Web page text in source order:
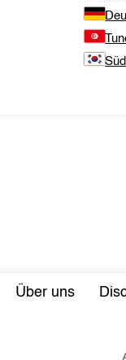
Über uns